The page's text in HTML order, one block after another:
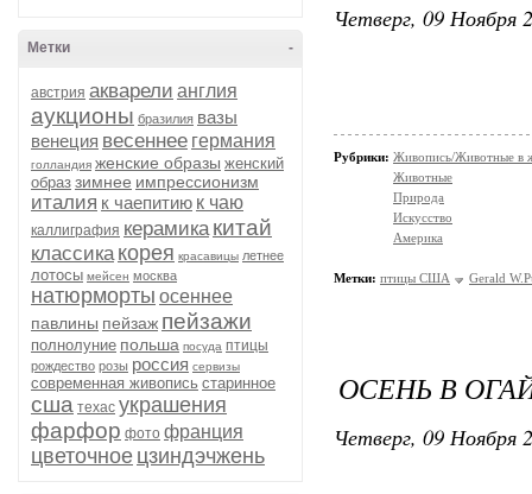
-
Метки
австрия акварели англия
аукционы бразилия вазы
венеция весеннее германия
голландия женские образы женский
образ зимнее импрессионизм
италия к чаепитию к чаю
каллиграфия керамика китай
классика корея красавицы летнее
лотосы мейсен москва
натюрморты осеннее
павлины пейзаж пейзажи
полнолуние польша посуда птицы
рождество розы россия сервизы
современная живопись старинное
сша техас украшения
фарфор фото франция
цветочное цзиндэчжень
Четверг, 09 Ноября
Рубрики: Живопись/Животные в
Животные
Природа
Искусство
Америка
Метки: птицы США Gerald
ОСЕНЬ В
Четверг, 09 Ноября